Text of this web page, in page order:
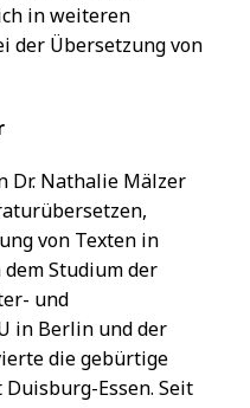
in weiteren
der Übersetzung von
Dr. Nathalie Mälzer
von Texten in
Studium der
und
in Berlin und der
die gebürtige
Essen. Seit